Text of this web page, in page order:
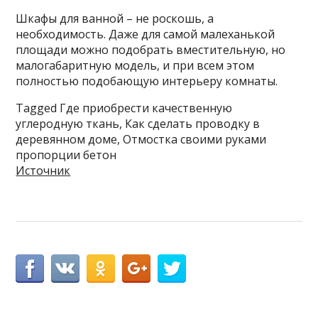
Шкафы для ванной – не роскошь, а
необходимость. Даже для самой малеханькой
площади можно подобрать вместительную, но
малогабаритную модель, и при всем этом
полностью подобающую интерьеру комнаты.
Tagged Где приобрести качественную
углеродную ткань, Как сделать проводку в
деревянном доме, Отмостка своими руками
пропорции бетон
Источник